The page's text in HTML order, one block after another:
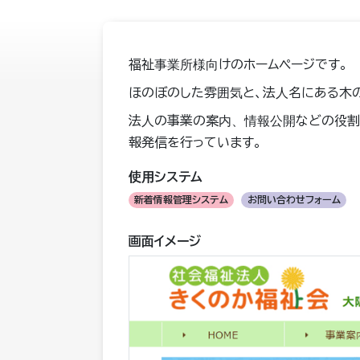
福祉事業所様向けのホームページです。
ほのぼのした雰囲気と、法人名にある木
法人の事業の案内、情報公開などの役割
報発信を行っています。
使用システム
新着情報管理システム お問い合わせフォーム
画面イメージ